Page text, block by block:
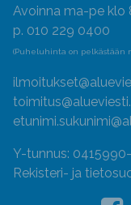
Avoinna ma-pe klo
p. 010 229 0400
(Puheluhinta on pelkästään
Y-tunnus:
Rekisteri- ja